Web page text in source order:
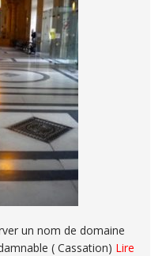
un nom de domaine
( Cassation) Lire